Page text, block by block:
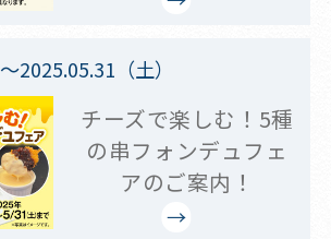
～2025.05.31（土）
チーズで楽しむ！5種
の串フォンデュフェ
アのご案内！